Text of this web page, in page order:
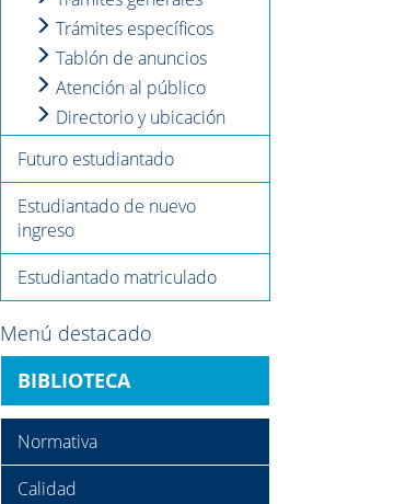
Trámites específicos
Tablón de anuncios
Atención al público
Directorio y ubicación
Futuro estudiantado
Estudiantado de nuevo
ingreso
Estudiantado matriculado
Menú destacado
BIBLIOTECA
Normativa
Calidad